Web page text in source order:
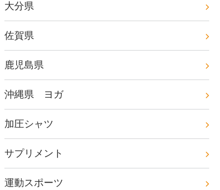
大分県
佐賀県
鹿児島県
沖縄県 ヨガ
加圧シャツ
サプリメント
運動スポーツ